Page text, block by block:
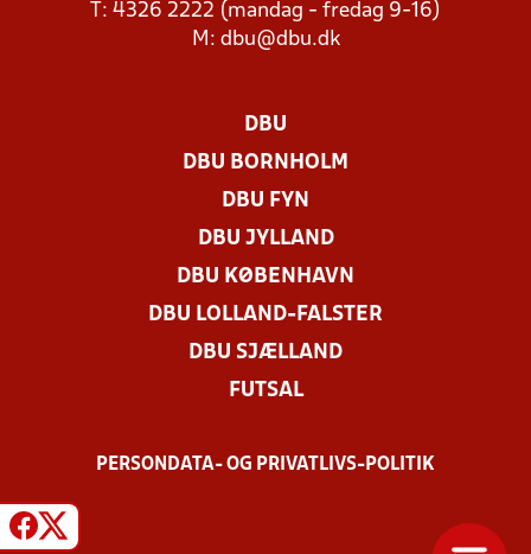
T: 4326 2222 (mandag - fredag 9-16)
M: dbu@dbu.dk
DBU
DBU BORNHOLM
DBU FYN
DBU JYLLAND
DBU KØBENHAVN
DBU LOLLAND-FALSTER
DBU SJÆLLAND
FUTSAL
PERSONDATA- OG PRIVATLIVS-POLITIK